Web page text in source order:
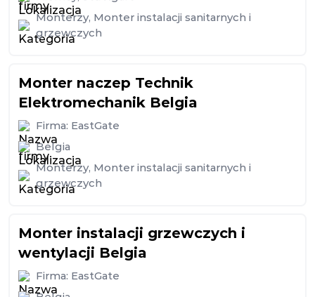
Monterzy, Monter instalacji sanitarnych i
grzewczych
Monter naczep Technik
Elektromechanik Belgia
Firma: EastGate
Belgia
Monterzy, Monter instalacji sanitarnych i
grzewczych
Monter instalacji grzewczych i
wentylacji Belgia
Firma: EastGate